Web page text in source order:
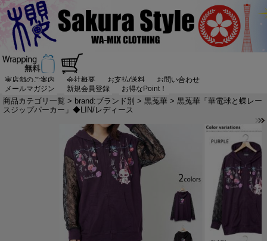
実店舗のご案内 会社概要 お支払/送料
お問い合わせ
メールマガジン
新規会員登録 お得なPoint！
商品カテゴリ一覧 > brand:ブランド別 > 黒菟華 > 黒菟華「華電球と蝶レー
スジップパーカー」◆LIN/レディース